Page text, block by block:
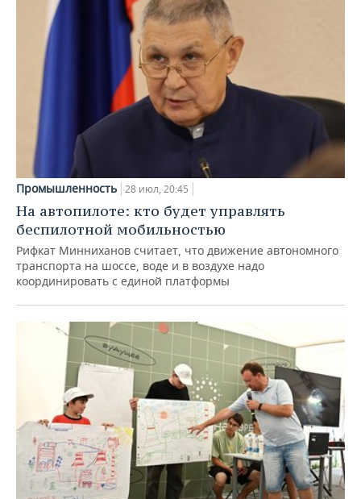
Промышленность 28 июл, 20:45
На автопилоте: кто будет управлять
беспилотной мобильностью
Рифкат Минниханов считает, что движение автономного
транспорта на шоссе, воде и в воздухе надо
координировать с единой платформы